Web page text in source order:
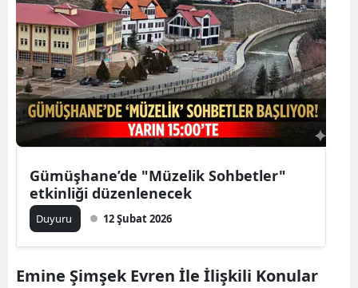
Çanakkale
Çankırı
Çorum
Denizli
Diyarbakır
Edirne
Erzurum
Gümüşhane’de "Müzelik Sohbetler"
etkinliği düzenlenecek
Duyuru 12 Şubat 2026
Emine Şimşek Evren İle İlişkili Konular